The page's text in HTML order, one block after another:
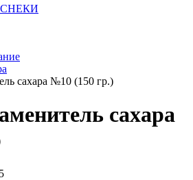
сахара №10 (150 гр.)
сахара